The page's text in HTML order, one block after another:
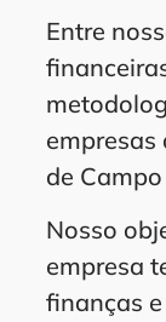
Entre
empresas
de
Nosso
empresa
finanças